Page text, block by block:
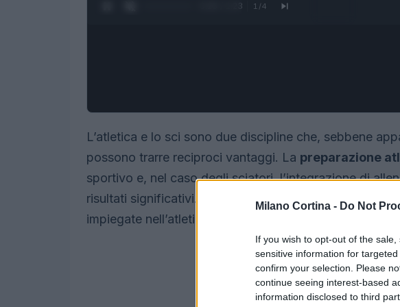
Milano Cortina - Do Not
If you wish to opt-out of the
sensitive information for
confirm your selection. Please
continue seeing interest-based
information disclosed to third
0:27 / 1:23 1 /4
L’atletica e lo sci sono due discipline che, sebbene
possono trarre reciproci vantaggi. La preparazione
sportivo e, nel caso degli sciatori, l’integrazione di
risultati significativi. Questo articolo analizza come le
impiegate nell’atletica possano migliorare le